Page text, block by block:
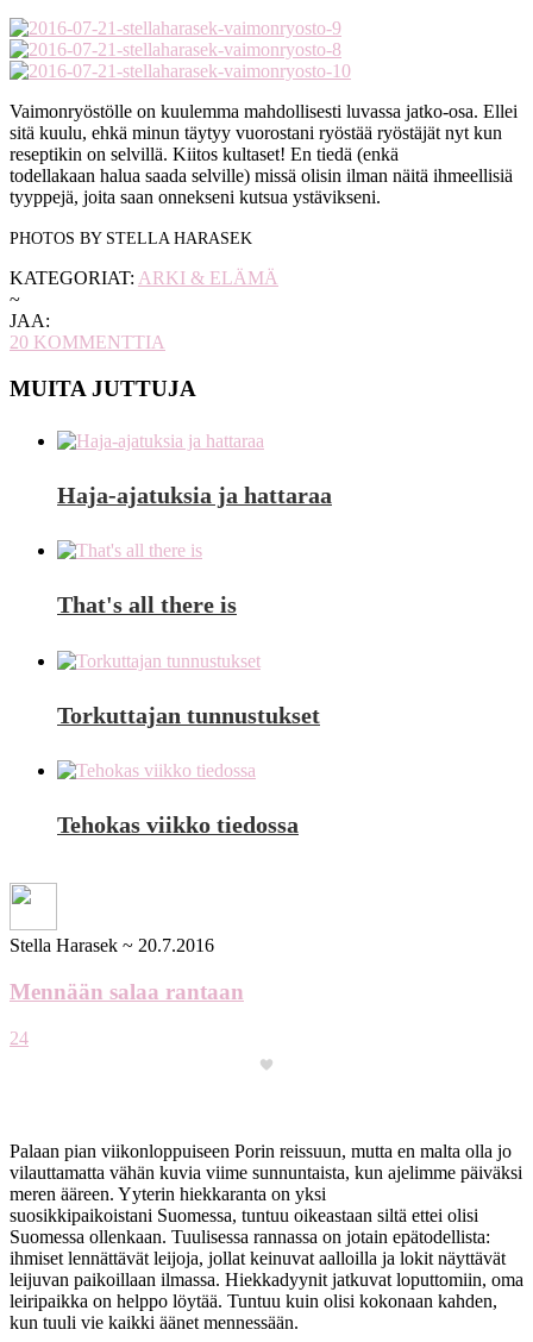
Vaimonryöstölle on kuulemma mahdollisesti luvassa jatko-osa. Ellei
sitä kuulu, ehkä minun täytyy vuorostani ryöstää ryöstäjät nyt kun
reseptikin on selvillä. Kiitos kultaset! En tiedä (enkä
todellakaan halua saada selville) missä olisin ilman näitä ihmeellisiä
tyyppejä, joita saan onnekseni kutsua ystävikseni.
PHOTOS BY STELLA HARASEK
KATEGORIAT: ARKI & ELÄMÄ
~
JAA:
20 KOMMENTTIA
MUITA JUTTUJA
Haja-ajatuksia ja hattaraa
That's all there is
Torkuttajan tunnustukset
Tehokas viikko tiedossa
Stella Harasek ~ 20.7.2016
Mennään salaa rantaan
24
Palaan pian viikonloppuiseen Porin reissuun, mutta en malta olla jo
vilauttamatta vähän kuvia viime sunnuntaista, kun ajelimme päiväksi
meren ääreen. Yyterin hiekkaranta on yksi
suosikkipaikoistani Suomessa, tuntuu oikeastaan siltä ettei olisi
Suomessa ollenkaan. Tuulisessa rannassa on jotain epätodellista:
ihmiset lennättävät leijoja, jollat keinuvat aalloilla ja lokit näyttävät
leijuvan paikoillaan ilmassa. Hiekkadyynit jatkuvat loputtomiin, oma
leiripaikka on helppo löytää. Tuntuu kuin olisi kokonaan kahden,
kun tuuli vie kaikki äänet mennessään.